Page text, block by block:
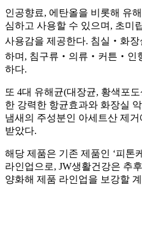
인공향료, 에탄올을 비롯해 유
심하고 사용할 수 있으며, 초미
사용감을 제공한다. 침실‧화
하며, 침구류‧의류‧커튼‧인
하다.
또 4대 유해균(대장균, 황색포
한 강력한 항균효과와 화장실
냄새의 주성분인 아세트산 제
받았다.
해당 제품은 기존 제품인 ‘피톤
라인업으로, JW생활건강은 추
양화해 제품 라인업을 보강할